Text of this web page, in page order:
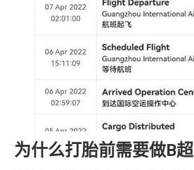
为什么打胎前需要做B超